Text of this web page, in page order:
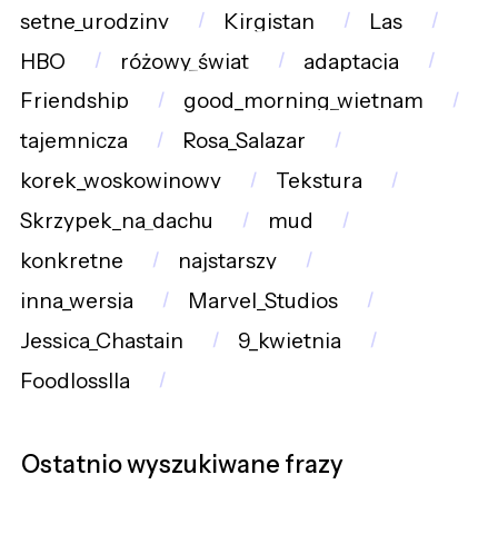
setne_urodziny
Kirgistan
Las
HBO
różowy_świat
adaptacja
Friendship
good_morning_wietnam
tajemnicza
Rosa_Salazar
korek_woskowinowy
Tekstura
Skrzypek_na_dachu
mud
konkretne
najstarszy
inna_wersja
Marvel_Studios
Jessica_Chastain
9_kwietnia
Foodlosslla
Ostatnio wyszukiwane frazy